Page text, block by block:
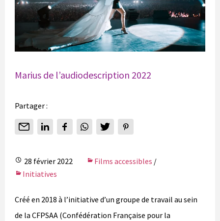
Marius de l’audiodescription 2022
Partager :
28 février 2022 Films accessibles /
Initiatives
Créé en 2018 à l’initiative d’un groupe de travail au sein
de la CFPSAA (Confédération Française pour la